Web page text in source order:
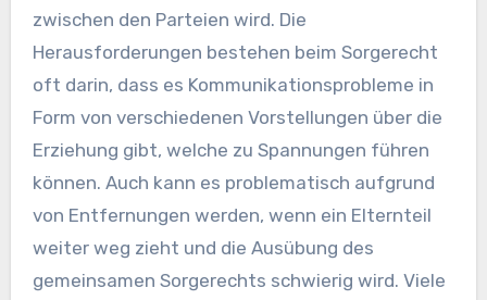
zwischen den Parteien wird. Die
Herausforderungen bestehen beim Sorgerecht
oft darin, dass es Kommunikationsprobleme in
Form von verschiedenen Vorstellungen über die
Erziehung gibt, welche zu Spannungen führen
können. Auch kann es problematisch aufgrund
von Entfernungen werden, wenn ein Elternteil
weiter weg zieht und die Ausübung des
gemeinsamen Sorgerechts schwierig wird. Viele